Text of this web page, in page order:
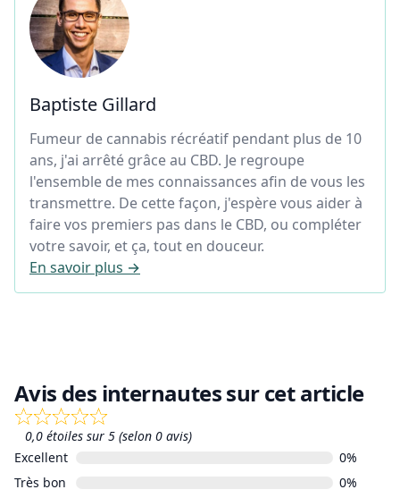
Baptiste Gillard
Fumeur de cannabis récréatif pendant plus de 10
ans, j'ai arrêté grâce au CBD. Je regroupe
l'ensemble de mes connaissances afin de vous les
transmettre. De cette façon, j'espère vous aider à
faire vos premiers pas dans le CBD, ou compléter
votre savoir, et ça, tout en douceur.
En savoir plus →
Avis des internautes sur cet article
0,0 étoiles sur 5 (selon 0 avis)
Excellent
0%
Très bon
0%